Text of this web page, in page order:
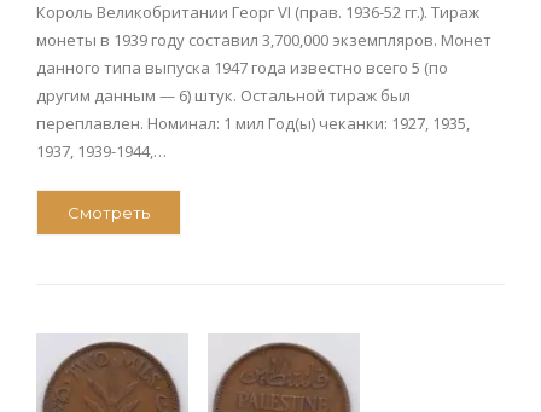
Король Великобритании Георг VI (прав. 1936-52 гг.). Тираж
монеты в 1939 году составил 3,700,000 экземпляров. Монет
данного типа выпуска 1947 года известно всего 5 (по
другим данным — 6) штук. Остальной тираж был
переплавлен. Номинал: 1 мил Год(ы) чеканки: 1927, 1935,
1937, 1939-1944,…
Смотреть